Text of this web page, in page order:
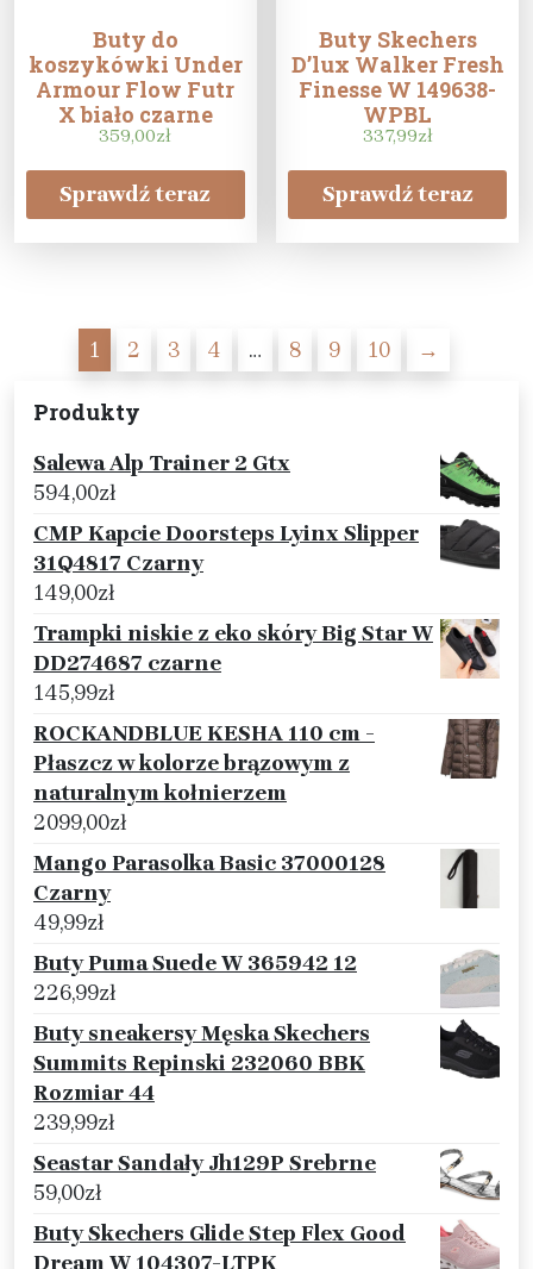
Buty do
koszykówki Under
Armour Flow Futr
X biało czarne
3024968 002
359,00zł
Sprawdź teraz
Buty Skechers
D’lux Walker Fresh
Finesse W 149638-
WPBL
337,99zł
Sprawdź teraz
1 2 3 4 … 8 9 10 →
Produkty
Salewa Alp Trainer 2 Gtx
594,00zł
CMP Kapcie Doorsteps Lyinx Slipper
31Q4817 Czarny
149,00zł
Trampki niskie z eko skóry Big Star W
DD274687 czarne
145,99zł
ROCKANDBLUE KESHA 110 cm -
Płaszcz w kolorze brązowym z
naturalnym kołnierzem
2099,00zł
Mango Parasolka Basic 37000128
Czarny
49,99zł
Buty Puma Suede W 365942 12
226,99zł
Buty sneakersy Męska Skechers
Summits Repinski 232060 BBK
Rozmiar 44
239,99zł
Seastar Sandały Jh129P Srebrne
59,00zł
Buty Skechers Glide Step Flex Good
Dream W 104307-LTPK